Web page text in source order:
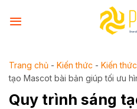
Trang chủ - Kiến thức - Kiến
tạo Mascot bài bản giúp tối ưu
Quy trình sáng